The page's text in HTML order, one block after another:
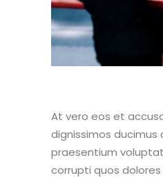
At vero eos et
dignissimos ducimus
praesentium
corrupti quos